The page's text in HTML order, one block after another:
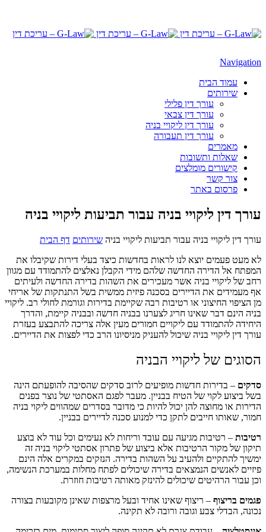
Navigation
עמוד הבית
שירותים
עורך דין פלילי
עורך דין צבאי
עורך דין ליקויי בניה
עורך דין תעבורה
מאמרים
שאלות ותשובות
קישורים מומלצים
צור קשר
פרסום באתר
עורך דין ליקויי בניה עבור תביעות ליקויי בניה
עורך דין ליקויי בניה עבור תביעות ליקויי בניה שירותים דף הבית
לא מעט פעמים יוצא לנו לראות בחדשות כיצד בעלי דירות שקיבלו את
המפתח אל הדירה החדשה שלהם מידי הקבלן נאלצים להתמודד עם מגוון
רחב של ליקויי בניה אשר מעכירים את השהות בדירה החדשה ולעיתים
אף מעמידים את הדיירים בסכנה פיזית ממשית בשל התנתקות של אריחי
מן הציפוי החיצוני או רטיבות רבה שקיימת בדירות וגורמת לחולי רב. ליקויי
בניה הינם דבר שאינו חריג לצערנו בבניה חדשה ובבניה קיימת, והדרך
היחידה להתמודד עם ליקויים חמורים מעין אלה צריכה להתבצע בעזרת
עורך דין ליקויי בניה שיכול להעניק מניסיונו הרב כדי לפצות את הדיירים.
הסוגים של ליקויי הבניה
סדקים – בדירות חדשות מופיעים לרוב סדקים שהסיבה להופעתם הינה
בשל ביצוע לקוי של הטיח בבניין. מעבר לפגם האסתטי של נוצר בפנים
הדירות או מחוצה להן יכול להיות כי מדובר בסדרים שמהווים ליקוי בניה
חמור, שאותו חייבים לתקן כדי למנוע סכנה לדיירים בבניין.
רטיבות – רטיבות מגיעה עם עובד וריחות לא נעימים וכל עוד לא בוצע
תיקון של מקור הרטיבות אלא ביצוע של פתרון אסתטי ליקוי בניה זה
ימשיך להתקיים ולהעיב על השהות בדירה. הנזקים במקרים אלה הינם
פיזיים לאנשים הנמצאים בדירה שיכולים לפתח מחלות במערכת הנשימה,
וכן עבור הרהיטים שיכולים להינזק מאותה רטיבות חוזרת.
פגמים בריצוף – ריצוף שאינו אחיד ובעל מרצפות שאינן מקובעות בצורה
נכונה, הבדלי צבע וגובה ורובה לא תקינה.